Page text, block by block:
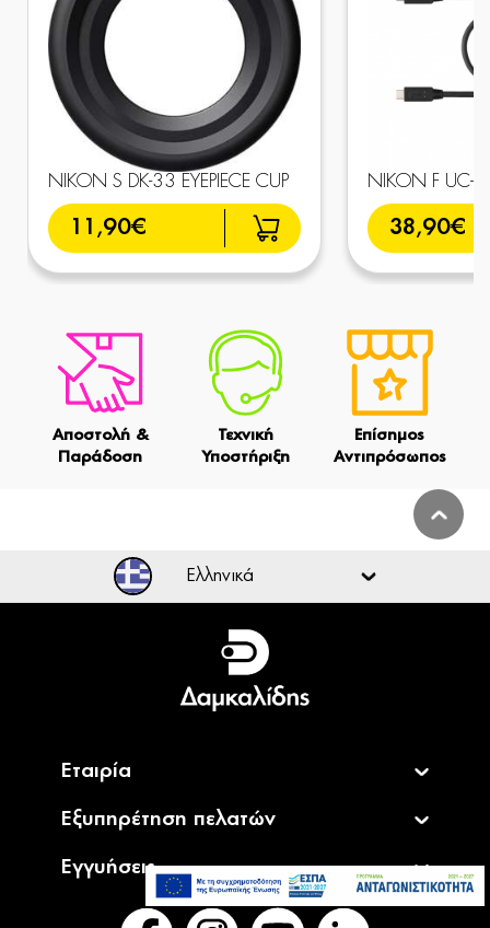
NIKON S DK-33 EYEPIECE CUP
11,90€
NIKON F UC-
38,90€
Αποστολή &
Παράδοση
Τεχνική
Υποστήριξη
Επίσημος
Αντιπρόσωπος
Διαθέσιμο Κατόπιν
2.349,00€
Προσθήκη στο καλάθι
Ελληνικά
Ελληνικά
English
Εταιρία
Εξυπηρέτηση πελατών
Εγγυήσεις